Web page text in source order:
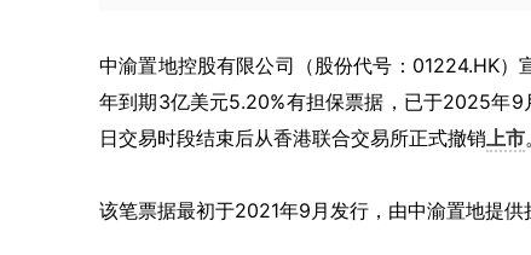
中渝置地控股有限公司（股份代号：01224.HK
年到期3亿美元5.20%有担保票据，已于2025年
日交易时段结束后从香港联合交易所正式撤销上市。
该笔票据最初于2021年9月发行，由中渝置地提供